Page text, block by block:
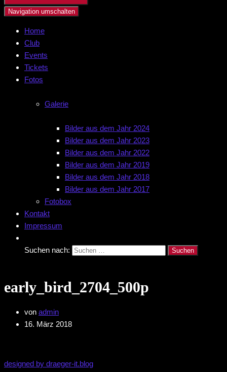
Navigation umschalten
Home
Club
Events
Tickets
Fotos
Galerie
Bilder aus dem Jahr 2024
Bilder aus dem Jahr 2023
Bilder aus dem Jahr 2022
Bilder aus dem Jahr 2019
Bilder aus dem Jahr 2018
Bilder aus dem Jahr 2017
Fotobox
Kontakt
Impressum
Suchen nach:
early_bird_2704_500p
von admin
16. März 2018
designed by draeger-it.blog